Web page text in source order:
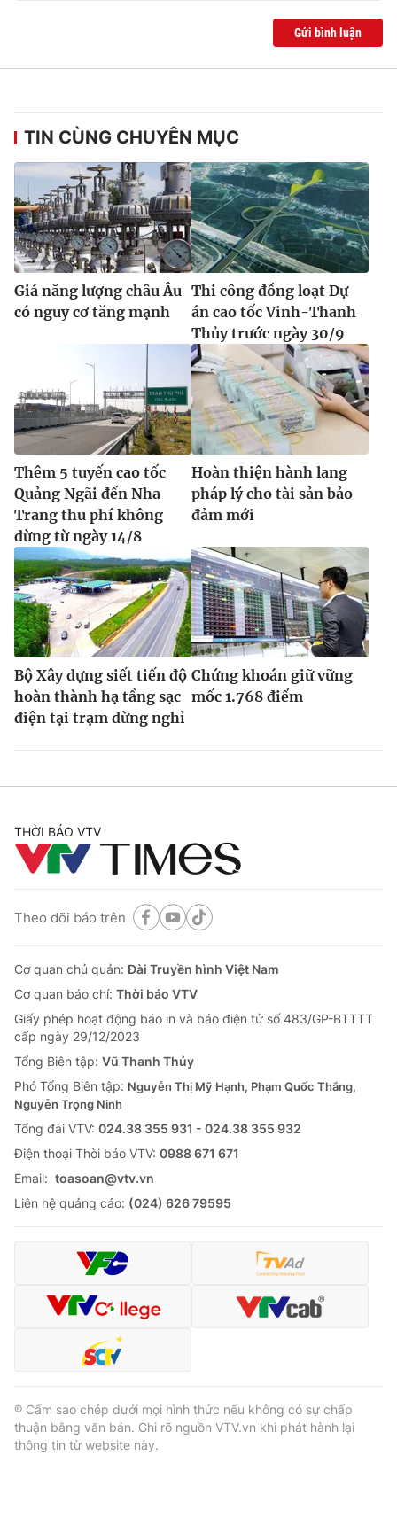
Gửi bình luận
TIN CÙNG CHUYÊN MỤC
Giá năng lượng châu Âu
có nguy cơ tăng mạnh
Thi công đồng loạt Dự
án cao tốc Vinh-Thanh
Thủy trước ngày 30/9
Thêm 5 tuyến cao tốc
Quảng Ngãi đến Nha
Trang thu phí không
dừng từ ngày 14/8
Hoàn thiện hành lang
pháp lý cho tài sản bảo
đảm mới
Bộ Xây dựng siết tiến độ
hoàn thành hạ tầng sạc
điện tại trạm dừng nghỉ
Chứng khoán giữ vững
mốc 1.768 điểm
THỜI BÁO VTV
Theo dõi báo trên
Cơ quan chủ quản:Đài Truyền hình Việt Nam
Cơ quan báo chí: Thời báo VTV
Giấy phép hoạt động báo in và báo điện tử số 483/GP-BTTTT
cấp ngày 29/12/2023
Tổng Biên tập: Vũ Thanh Thủy
Phó Tổng Biên tập: Nguyễn Thị Mỹ Hạnh, Phạm Quốc Thắng,
Nguyễn Trọng Ninh
Tổng đài VTV: 024.38 355 931 - 024.38 355 932
Ðiện thoại Thời báo VTV: 0988 671 671
Email: toasoan@vtv.vn
Liên hệ quảng cáo: (024) 626 79595
® Cấm sao chép dưới mọi hình thức nếu không có sự chấp
thuận bằng văn bản. Ghi rõ nguồn VTV.vn khi phát hành lại
thông tin từ website này.